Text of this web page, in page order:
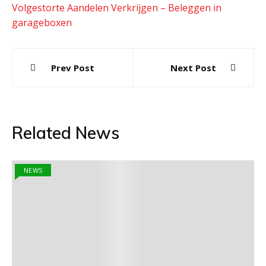
Volgestorte Aandelen Verkrijgen – Beleggen in
garageboxen
navigation
Prev Post Next Post
Related News
NEWS